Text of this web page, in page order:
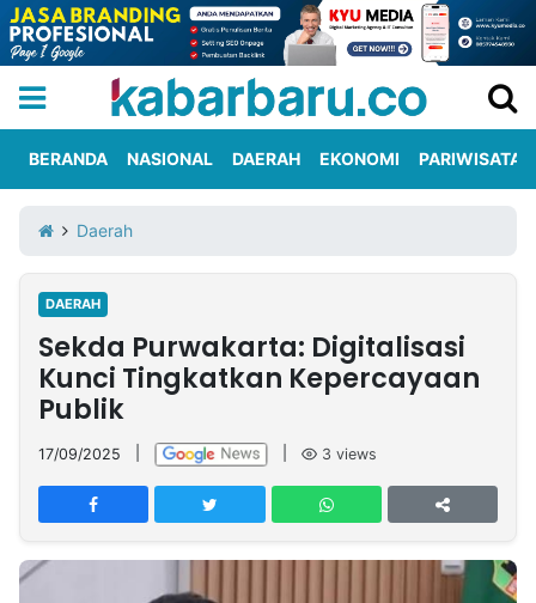
Iklan
Berita
Kami
Nasional
International
Olahraga
Entertainment
Daerah
Pariwisata
Kuliner
Kolom
Network
PT
TREETAN
INDONESIA
BERANDA NASIONAL DAERAH EKONOMI PARIWISATA
Daerah
DAERAH
Sekda Purwakarta: Digitalisasi
Kunci Tingkatkan Kepercayaan
Publik
17/09/2025 3 views